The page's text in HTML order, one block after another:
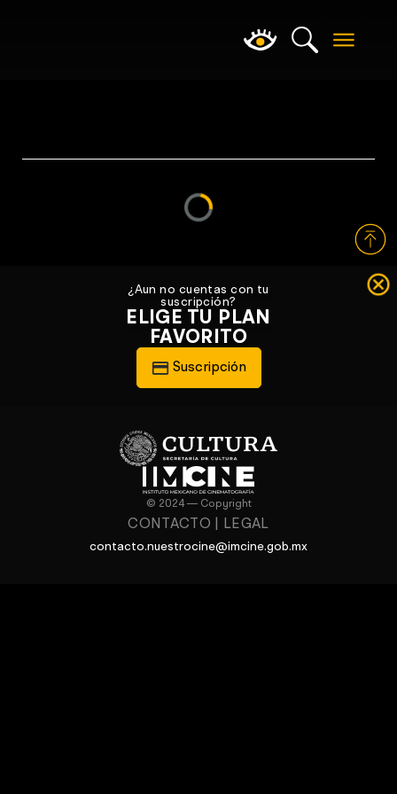
¿Aun no cuentas con tu
suscripción?
ELIGE TU PLAN
FAVORITO
Suscripción
© 2024 — Copyright
CONTACTO LEGAL
contacto.nuestrocine@imcine.gob.mx